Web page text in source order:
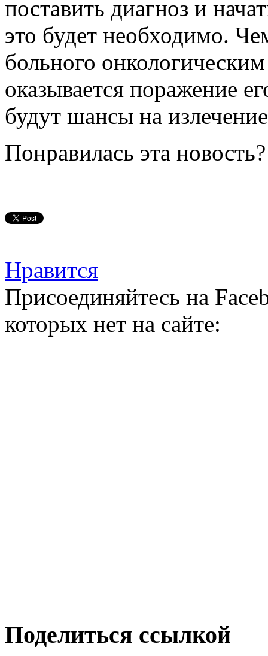
поставить диагноз и
это будет необходимо.
больного
оказывается поражение
будут шансы на
Понравилась эта
Нравится
Присоединяйтесь на
которых нет на сайте:
Поделиться ссылкой